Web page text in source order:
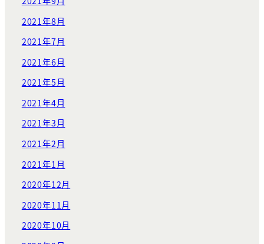
2021年8月
2021年7月
2021年6月
2021年5月
2021年4月
2021年3月
2021年2月
2021年1月
2020年12月
2020年11月
2020年10月